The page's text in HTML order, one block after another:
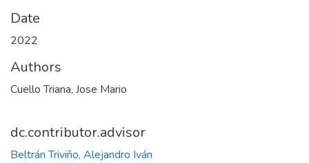
Date
2022
Authors
Cuello Triana, Jose Mario
dc.contributor.advisor
Beltrán Triviño, Alejandro Iván